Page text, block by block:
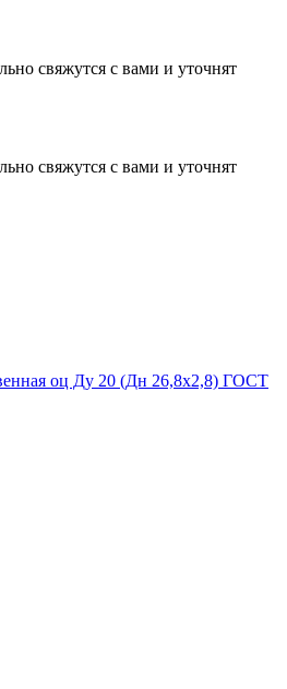
свяжутся с вами и уточнят
свяжутся с вами и уточнят
оц Ду 20 (Дн 26,8х2,8) ГОСТ